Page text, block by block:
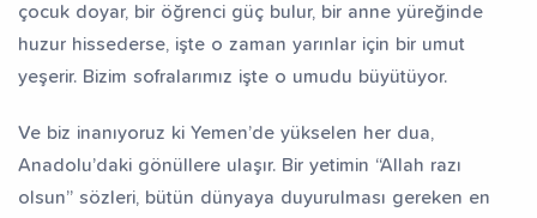
çocuk doyar, bir öğrenci güç bulur, bir anne yüreğinde
huzur hissederse, işte o zaman yarınlar için bir umut
yeşerir. Bizim sofralarımız işte o umudu büyütüyor.
Ve biz inanıyoruz ki Yemen’de yükselen her dua,
Anadolu’daki gönüllere ulaşır. Bir yetimin “Allah razı
olsun” sözleri, bütün dünyaya duyurulması gereken en